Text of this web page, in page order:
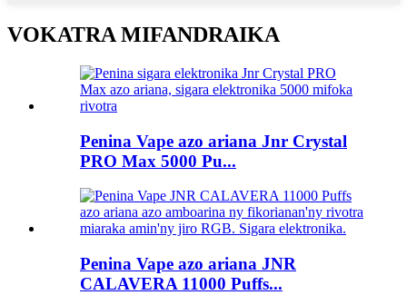
VOKATRA MIFANDRAIKA
Penina Vape azo ariana Jnr Crystal
PRO Max 5000 Pu...
Penina Vape azo ariana JNR
CALAVERA 11000 Puffs...